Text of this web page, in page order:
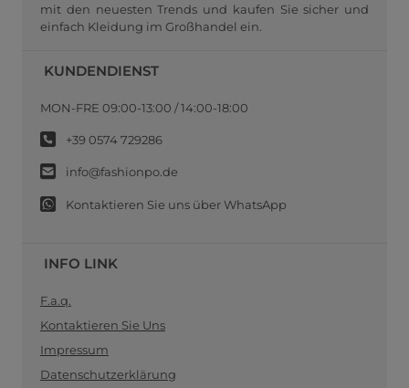
mit den neuesten Trends und kaufen Sie sicher und
einfach Kleidung im Großhandel ein.
KUNDENDIENST
MON-FRE 09:00-13:00 / 14:00-18:00
+39 0574 729286
info@fashionpo.de
Kontaktieren Sie uns über WhatsApp
INFO LINK
F.a.q.
Kontaktieren Sie Uns
Impressum
Datenschutzerklärung